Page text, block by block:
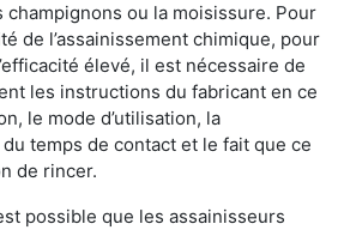
ou la moisissure. Pour
de l’assainissement chimique, pour
élevé, il est nécessaire de
les instructions du fabricant en ce
le mode d’utilisation, la
du temps de contact et le fait que ce
de rincer.
possible que les assainisseurs